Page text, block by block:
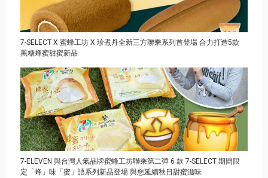
7-SELECT X 蜜蜂工坊 X 珍煮丹全新三方聯乘系列首登場 合力打造5款
黑糖蜂蜜甜蜜新品
7-ELEVEN 與台灣人氣品牌蜜蜂工坊聯乘第二彈 6 款 7-SELECT 期間限
定「蜂」味「蜜」語系列新品登場 與您延續秋日甜蜜滋味